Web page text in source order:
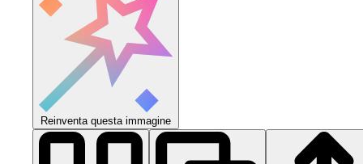
Reinventa questa immagine